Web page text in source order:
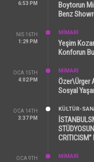
6:53 PM
Boytorun
Benz
NIS 16TH
1:29 PM
MİMARİ
Yeşim
Konforun
OCA 15TH
4:02 PM
MİMARİ
Özer\Ürger
Sosyal
OCA 14TH
3:37 PM
KÜLTÜR-
CRITICISM”
OCA 9TH
MİMARİ